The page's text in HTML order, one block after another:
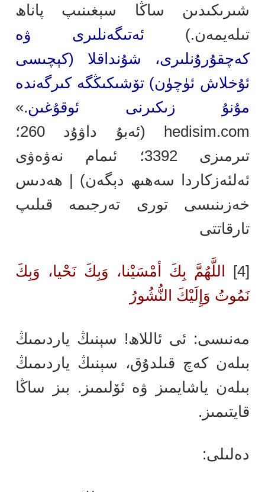
شىرىكىدىن ساڭا سېغىنىپ پاناھ
تىلەيمەن.)
ئەتىگەنلىرى ۋە
كەچقۇرۇنلىرى، شۇنداقلا (كېچىسى
ئۇخلاش ئۈچۈن) تۆشىكىڭگە كىرگەندە
مۇنۇ زىكىرنى ئوقۇغىن.»
hedisim.com
(ئەبۇ داۋۇد 260؛
تىرمىزى 3392؛ ئىمام نەۋەۋى
ئەلئەزكاردا سەھىھ دېگەن) | ھەدىس
خەزىنىسى تورى تەرجىمە قىلىپ
تارقاتتى
[4]
اللَّهُمَّ بِكَ أمْسَيْنا، وَبِكَ نَحْيا، وَبِكَ
نَمُوتُ وَإِلَيْكَ النُّشُورُ
مەنىسى: ئى ئاللاھ! سېنىڭ ياردىمىڭ
بىلەن كەچ قىلدۇق، سېنىڭ ياردىمىڭ
بىلەن ياشايمىز ۋە ئۆلىمىز. بىز ساڭا
قايتىمىز.
دەلىلى: